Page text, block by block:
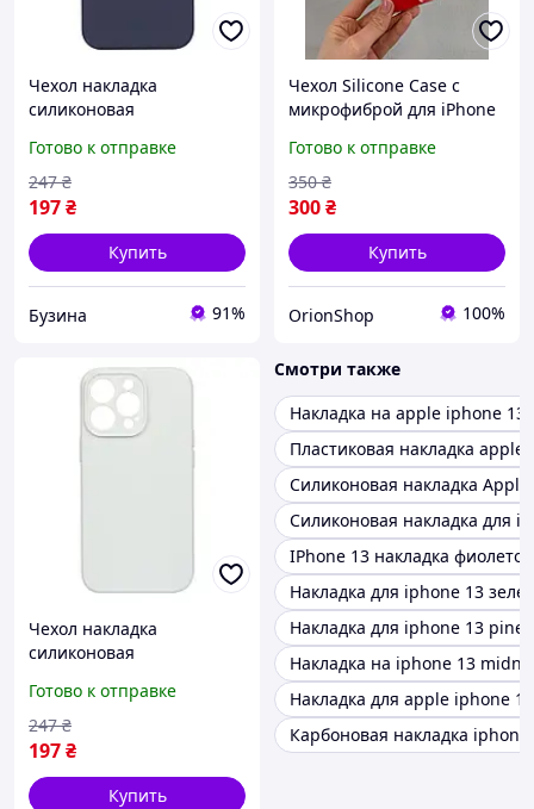
Чехол накладка
силиконовая
логотипа для iPhone 13
Pro Max цвет Dark Blue
buzyna
Готово к отправке
197₴
247 ₴
Купить
Бузина 91%
Чехол Silicone Case с
микрофиброй для iPhone
накладка для Айфон 13
Готово к отправке
300₴
350 ₴
Купить
OrionShop 100%
Чехол накладка
силиконовая
защитой камеры без
логотипа для iPhone 13
Pro Max цвет White
buzyna
Готово к отправке
197₴
247 ₴
Купить
Смотри также
Накладка на apple iphone 13
Пластиковая накладка apple
Силиконовая накладка
Силиконовая накладка для
IPhone 13 накладка
Накладка для iphone 13
Накладка для iphone 13 pine
Накладка на iphone 13
Накладка для apple iphone
Карбоновая накладка